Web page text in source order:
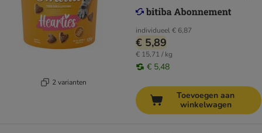
2 varianten
individueel€ 6,87
€ 5,89
€ 15,71 / kg
€ 5,48
Toevoegen aan
winkelwagen